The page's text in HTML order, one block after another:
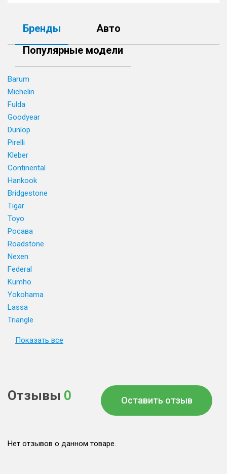
Бренды
Авто
Популярные модели
Barum
Michelin
Fulda
Goodyear
Dunlop
Pirelli
Kleber
Continental
Hankook
Bridgestone
Tigar
Toyo
Росава
Roadstone
Nexen
Federal
Kumho
Yokohama
Lassa
Triangle
Показать все
Отзывы 0 Оставить отзыв
Нет отзывов о данном товаре.